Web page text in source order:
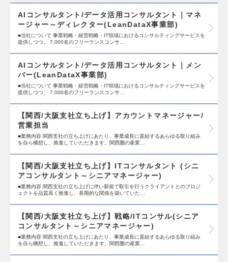
AIコンサルタント/データ活用コンサルタント｜マネ
ージャー～ディレクター(LeanDataX事業部)
■当社について 事業戦略・経営戦略・IT領域におけるコンサルティングサービスを
提供しつつ、 7,000名のフリーランスコンサ…
AIコンサルタント/データ活用コンサルタント｜メン
バー(LeanDataX事業部)
■当社について 事業戦略・経営戦略・IT領域におけるコンサルティングサービスを
提供しつつ、 7,000名のフリーランスコンサ…
【関西/大阪支社立ち上げ】アカウントマネージャー/
営業担当
■業務内容 関西支社の立ち上げにあたり、事業成長に直結するあらゆる取り組み
を自ら構想し、推進していただきます。関西圏の産業…
【関西/大阪支社立ち上げ】ITコンサルタント (シニ
アコンサルタント～シニアマネージャー)
■業務内容 関西支社の立ち上げに伴い新規で取引を行うクライアントとのプロジ
ェクトを品質高く推進し、長期的な関係を築いていた…
【関西/大阪支社立ち上げ】戦略/ITコンサル(シニア
コンサルタント～シニアマネージャー)
■業務内容 関西支社の立ち上げにあたり、事業成長に直結するあらゆる取り組み
を自ら構想し、推進していただきます。関西圏の産業…